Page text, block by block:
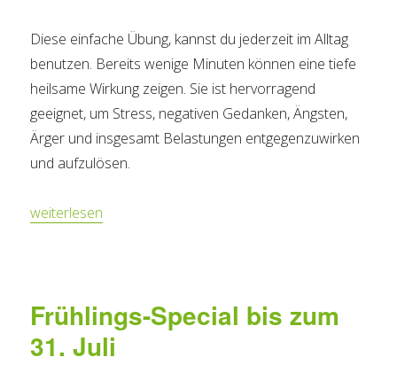
Diese einfache Übung, kannst du jederzeit im Alltag
benutzen. Bereits wenige Minuten können eine tiefe
heilsame Wirkung zeigen. Sie ist hervorragend
geeignet, um Stress, negativen Gedanken, Ängsten,
Ärger und insgesamt Belastungen entgegenzuwirken
und aufzulösen.
„Herzkohärenz-Übung“
weiterlesen
Frühlings-Special bis zum
31. Juli